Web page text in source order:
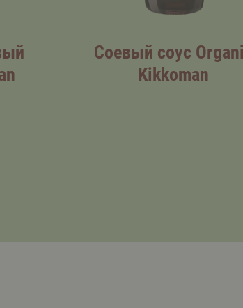
Соевый соус
Kikkoman